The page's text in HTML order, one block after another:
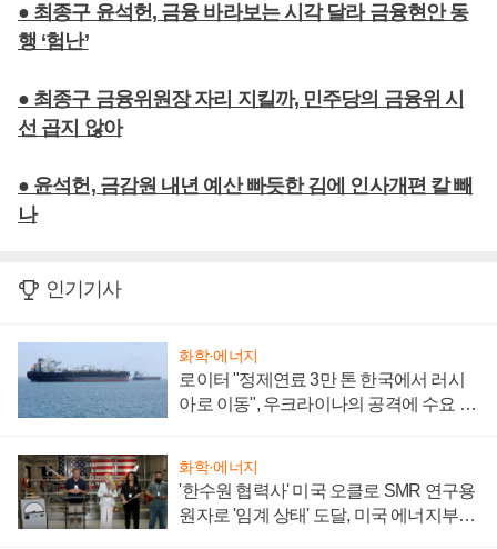
● 최종구 윤석헌, 금융 바라보는 시각 달라 금융현안 동
행 ‘험난’
● 최종구 금융위원장 자리 지킬까, 민주당의 금융위 시
선 곱지 않아
● 윤석헌, 금감원 내년 예산 빠듯한 김에 인사개편 칼 빼
나
인기기사
화학·에너지
로이터 "정제연료 3만 톤 한국에서 러시
아로 이동", 우크라이나의 공격에 수요 늘
화학·에너지
'한수원 협력사' 미국 오클로 SMR 연구용
원자로 '임계 상태' 도달, 미국 에너지부